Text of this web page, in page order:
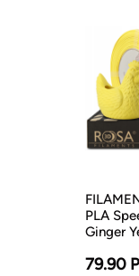
PLA
Ginger
79.90